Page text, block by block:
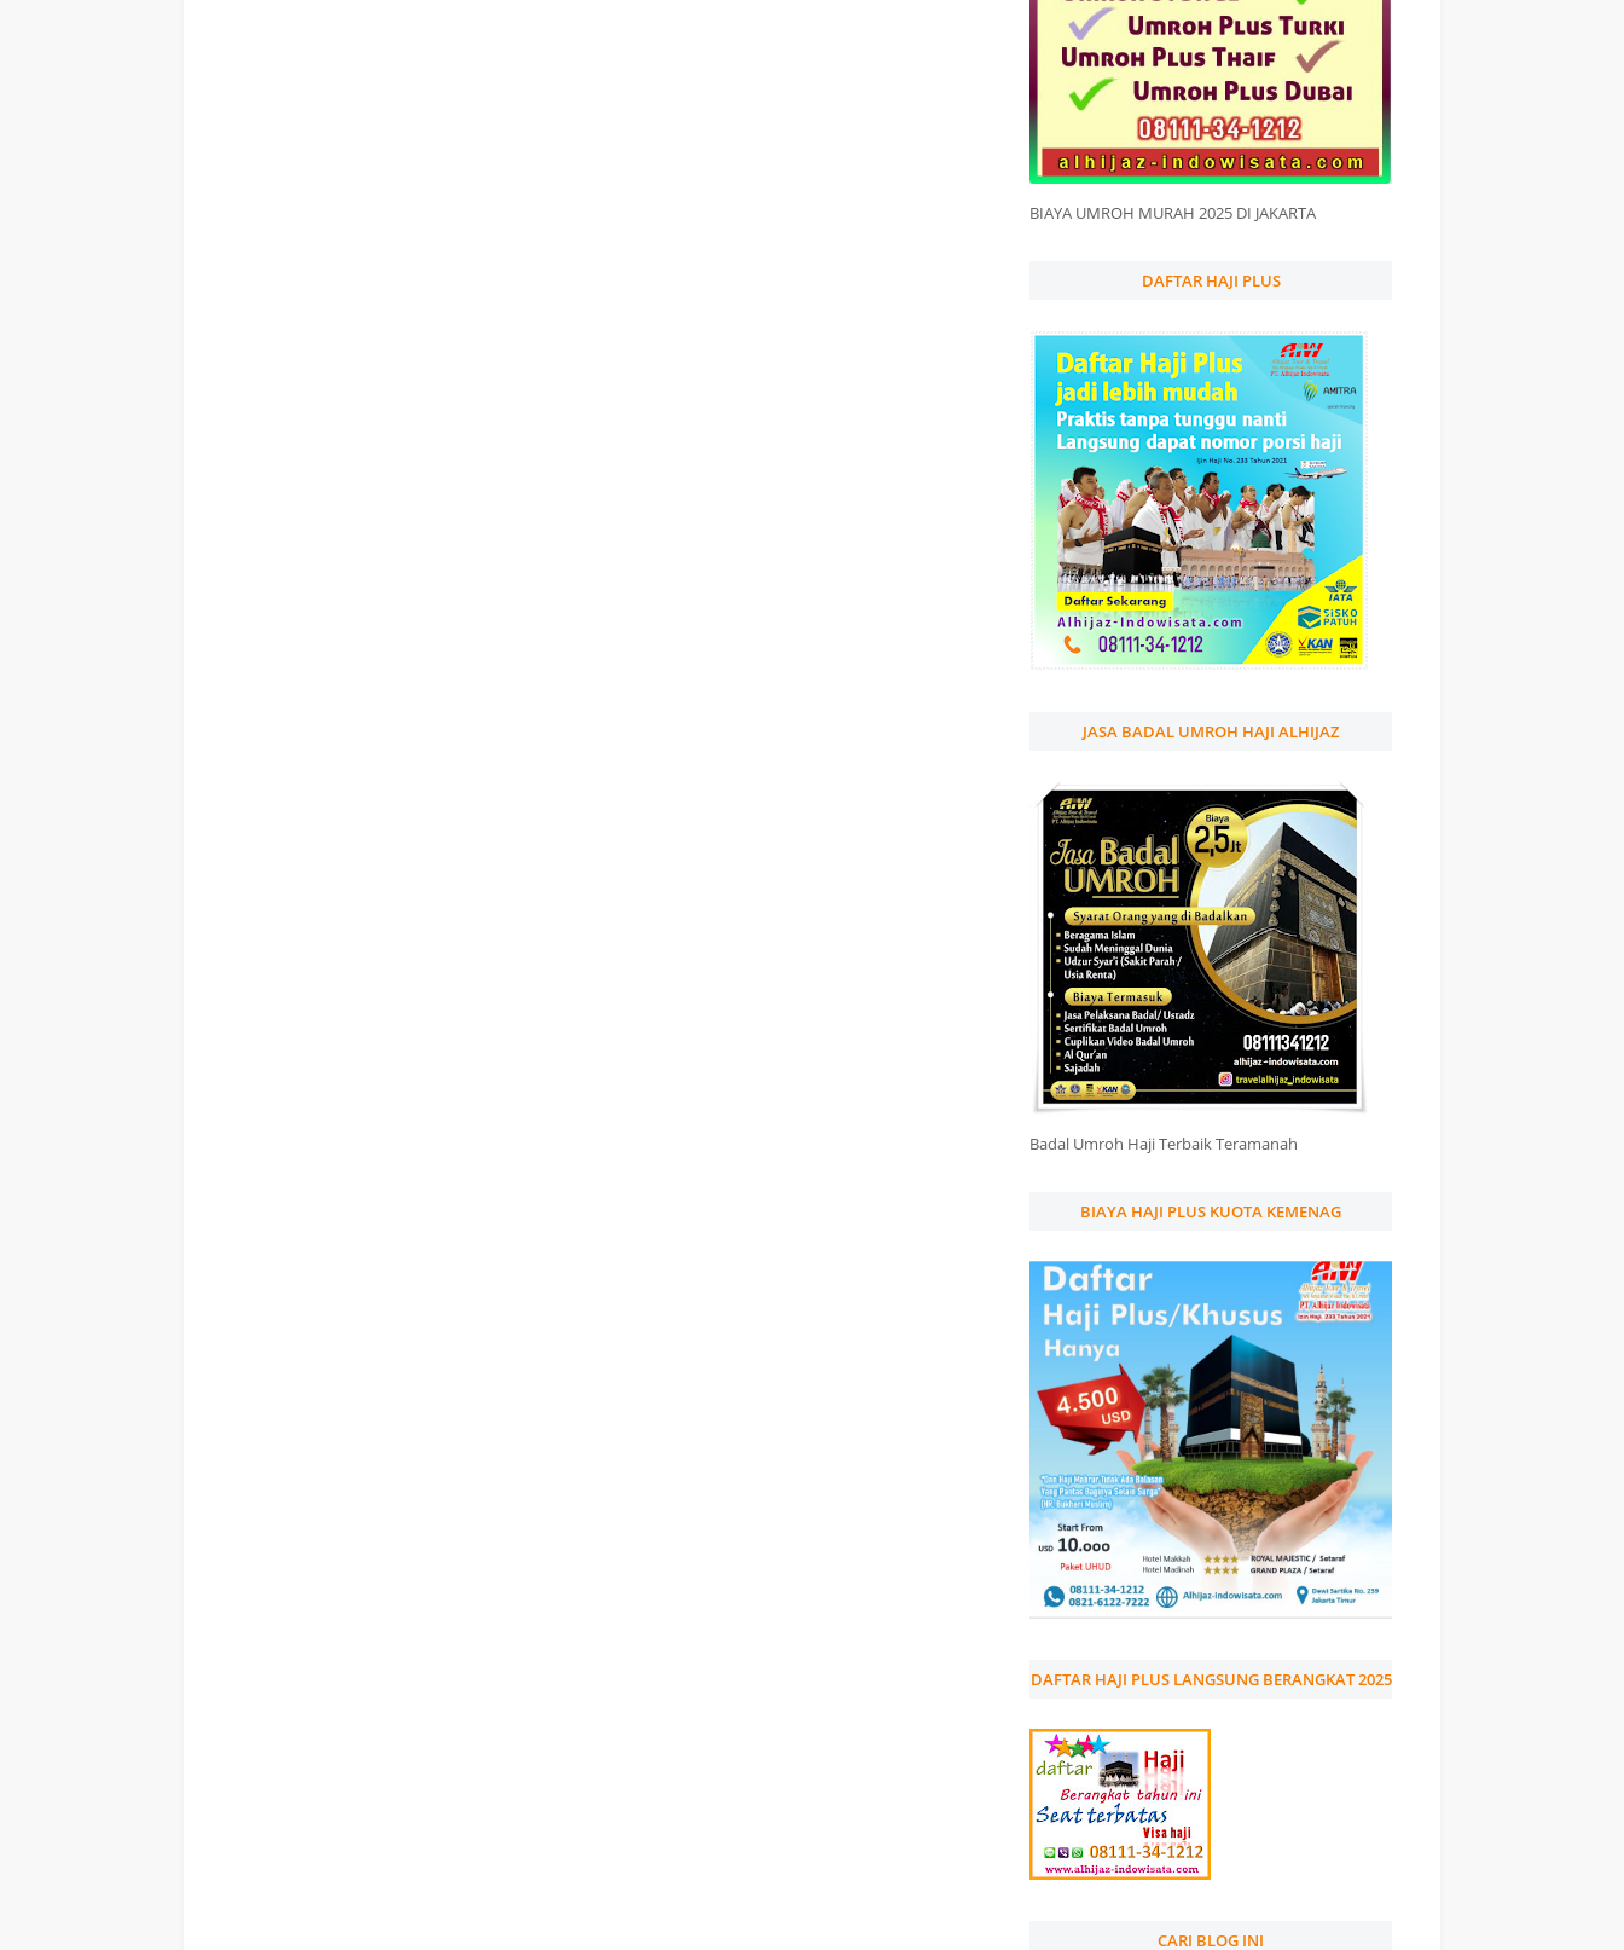
BIAYA UMROH MURAH 2025 DI JAKARTA
DAFTAR HAJI PLUS
JASA BADAL UMROH HAJI ALHIJAZ
Badal Umroh Haji Terbaik Teramanah
BIAYA HAJI PLUS KUOTA KEMENAG
DAFTAR HAJI PLUS LANGSUNG BERANGKAT 2025
CARI BLOG INI